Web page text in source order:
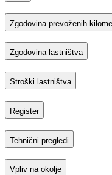
Zgodovina prevoženih
Zgodovina lastništva
Stroški lastništva
Register
Tehnični pregledi
Vpliv na okolje